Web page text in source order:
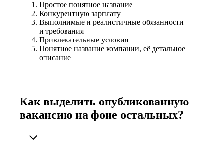
Простое понятное название
Конкурентную зарплату
Выполнимые и реалистичные обязанности
и требования
Привлекательные условия
Понятное название компании, её детальное
описание
Как выделить опубликованную
вакансию на фоне остальных?